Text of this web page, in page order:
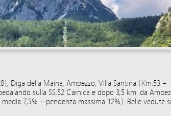
Diga della Maina, Ampezzo, Villa Santina (Km.53 –
sulla SS.52 Carnica e dopo 3,5 km. da
7,5% – pendenza massima 12%). Belle vedute